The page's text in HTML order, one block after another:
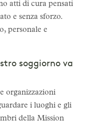
atti di cura pensati
e senza sforzo.
personale e
soggiorno va
organizzazioni
i luoghi e gli
della Mission